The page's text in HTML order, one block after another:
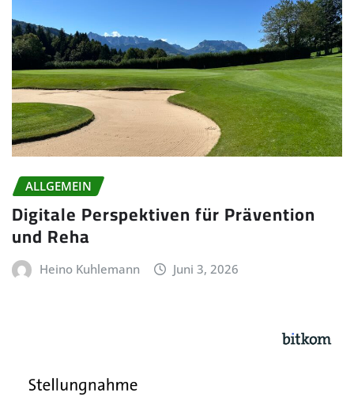
ALLGEMEIN
Digitale Perspektiven für Prävention
und Reha
Heino Kuhlemann Juni 3, 2026